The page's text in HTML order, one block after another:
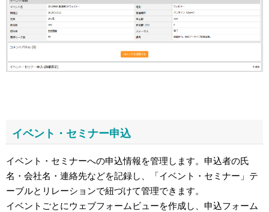
イベント・セミナー申込
イベント・セミナーへの申込情報を管理します。申込者の氏
名・会社名・連絡先などを記録し、「イベント・セミナー」テ
ーブルとリレーションで紐づけて管理できます。
イベントごとにウェブフォームビューを作成し、申込フォーム